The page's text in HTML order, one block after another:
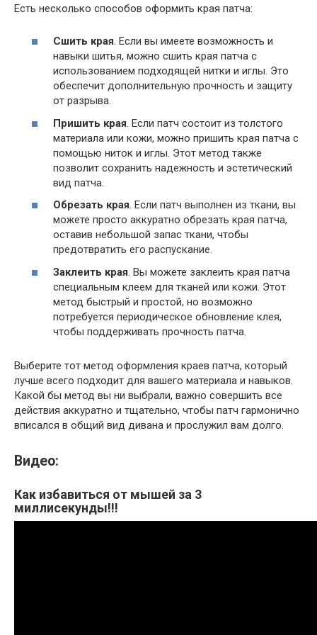
Есть несколько способов оформить края патча:
Сшить края. Если вы имеете возможность и
навыки шитья, можно сшить края патча с
использованием подходящей нитки и иглы. Это
обеспечит дополнительную прочность и защиту
от разрыва.
Пришить края. Если патч состоит из толстого
материала или кожи, можно пришить края патча с
помощью ниток и иглы. Этот метод также
позволит сохранить надежность и эстетический
вид патча.
Обрезать края. Если патч выполнен из ткани, вы
можете просто аккуратно обрезать края патча,
оставив небольшой запас ткани, чтобы
предотвратить его распускание.
Заклеить края. Вы можете заклеить края патча
специальным клеем для тканей или кожи. Этот
метод быстрый и простой, но возможно
потребуется периодическое обновление клея,
чтобы поддерживать прочность патча.
Выберите тот метод оформления краев патча, который
лучше всего подходит для вашего материала и навыков.
Какой бы метод вы ни выбрали, важно совершить все
действия аккуратно и тщательно, чтобы патч гармонично
вписался в общий вид дивана и прослужил вам долго.
Видео:
Как избавиться от мышей за 3
миллисекунды!!!